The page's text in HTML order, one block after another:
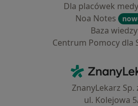
Dla placówek
Noa Notes
Baza wiedzy
Centrum Pomocy dla
ZnanyLekarz Sp.
ul. Kolejowa